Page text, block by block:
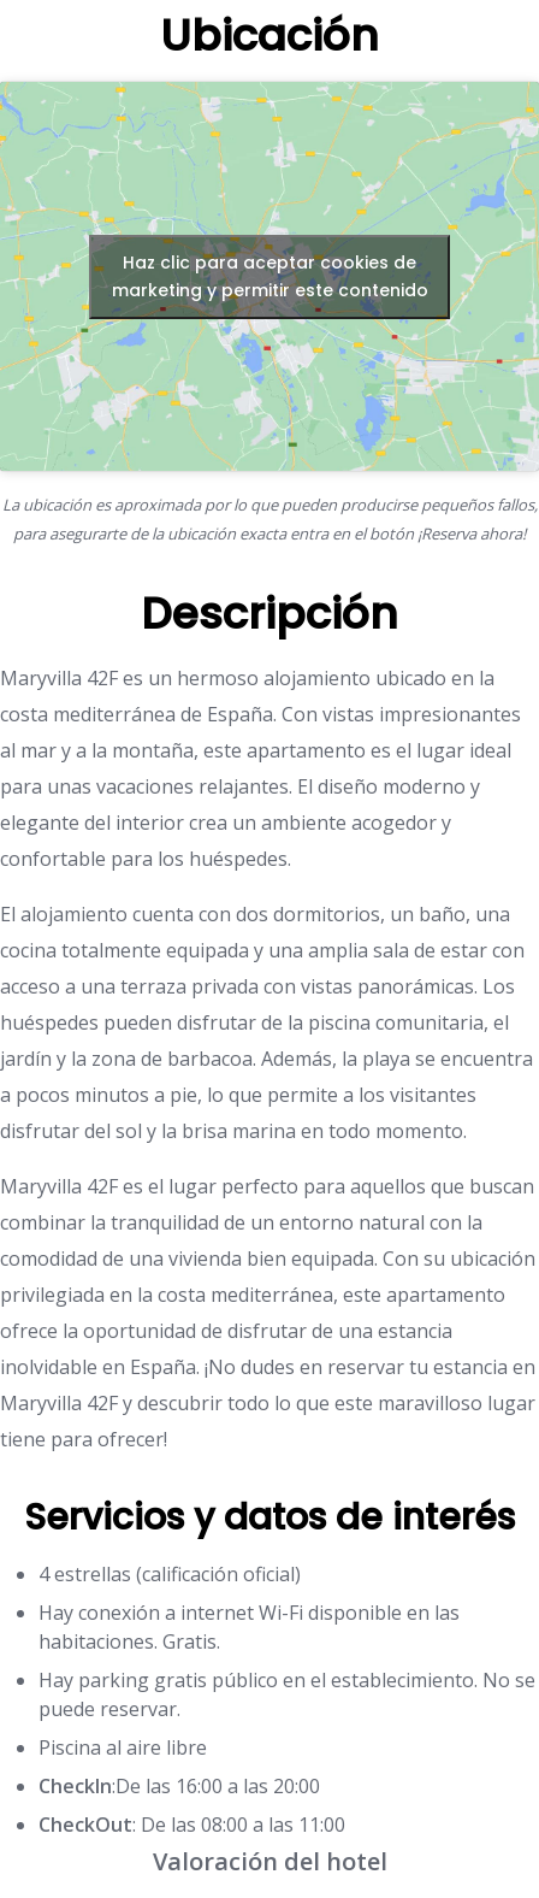
Ubicación
Haz clic para aceptar cookies de
marketing y permitir este contenido
La ubicación es aproximada por lo que pueden producirse pequeños fallos,
para asegurarte de la ubicación exacta entra en el botón ¡Reserva ahora!
Descripción
Maryvilla 42F es un hermoso alojamiento ubicado en la
costa mediterránea de España. Con vistas impresionantes
al mar y a la montaña, este apartamento es el lugar ideal
para unas vacaciones relajantes. El diseño moderno y
elegante del interior crea un ambiente acogedor y
confortable para los huéspedes.
El alojamiento cuenta con dos dormitorios, un baño, una
cocina totalmente equipada y una amplia sala de estar con
acceso a una terraza privada con vistas panorámicas. Los
huéspedes pueden disfrutar de la piscina comunitaria, el
jardín y la zona de barbacoa. Además, la playa se encuentra
a pocos minutos a pie, lo que permite a los visitantes
disfrutar del sol y la brisa marina en todo momento.
Maryvilla 42F es el lugar perfecto para aquellos que buscan
combinar la tranquilidad de un entorno natural con la
comodidad de una vivienda bien equipada. Con su ubicación
privilegiada en la costa mediterránea, este apartamento
ofrece la oportunidad de disfrutar de una estancia
inolvidable en España. ¡No dudes en reservar tu estancia en
Maryvilla 42F y descubrir todo lo que este maravilloso lugar
tiene para ofrecer!
Servicios y datos de interés
4 estrellas (calificación oficial)
Hay conexión a internet Wi-Fi disponible en las
habitaciones. Gratis.
Hay parking gratis público en el establecimiento. No se
puede reservar.
Piscina al aire libre
CheckIn:De las 16:00 a las 20:00
CheckOut: De las 08:00 a las 11:00
Valoración del hotel